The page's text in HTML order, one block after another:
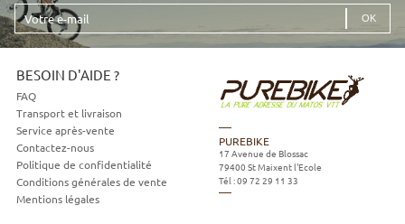
Votre
e-
mail
BESOIN D'AIDE ?
FAQ
Transport et livraison
Service après-vente
Contactez-nous
Politique de confidentialité
Conditions générales de vente
Mentions légales
PUREBIKE
17 Avenue de Blossac
79400 St Maixent l'Ecole
Tél :09 72 29 11 33